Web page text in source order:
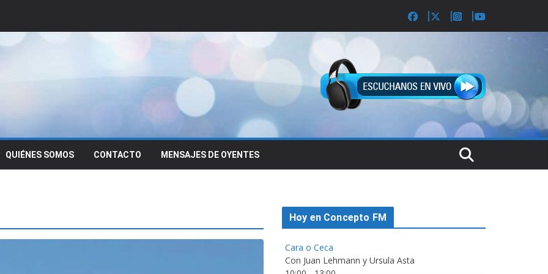
QUIÉNES SOMOS CONTACTO MENSAJES DE OYENTES
Hoy en Concepto FM
Cara o Ceca
Con Juan Lehmann y Ursula Asta